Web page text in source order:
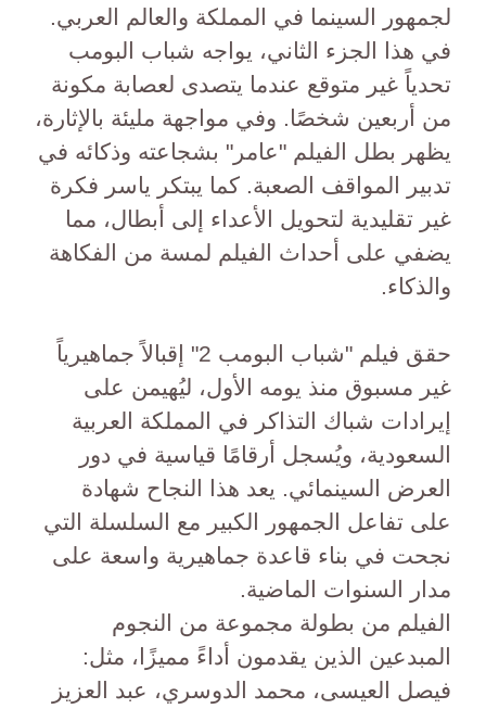
لجمهور السينما في المملكة والعالم العربي.
في هذا الجزء الثاني، يواجه شباب البومب
تحدياً غير متوقع عندما يتصدى لعصابة مكونة
من أربعين شخصًا. وفي مواجهة مليئة بالإثارة،
يظهر بطل الفيلم "عامر" بشجاعته وذكائه في
تدبير المواقف الصعبة. كما يبتكر ياسر فكرة
غير تقليدية لتحويل الأعداء إلى أبطال، مما
يضفي على أحداث الفيلم لمسة من الفكاهة
والذكاء.
حقق فيلم "شباب البومب 2" إقبالاً جماهيرياً
غير مسبوق منذ يومه الأول، ليُهيمن على
إيرادات شباك التذاكر في المملكة العربية
السعودية، ويُسجل أرقامًا قياسية في دور
العرض السينمائي. يعد هذا النجاح شهادة
على تفاعل الجمهور الكبير مع السلسلة التي
نجحت في بناء قاعدة جماهيرية واسعة على
مدار السنوات الماضية.
الفيلم من بطولة مجموعة من النجوم
المبدعين الذين يقدمون أداءً مميزًا، مثل:
فيصل العيسى، محمد الدوسري، عبد العزيز